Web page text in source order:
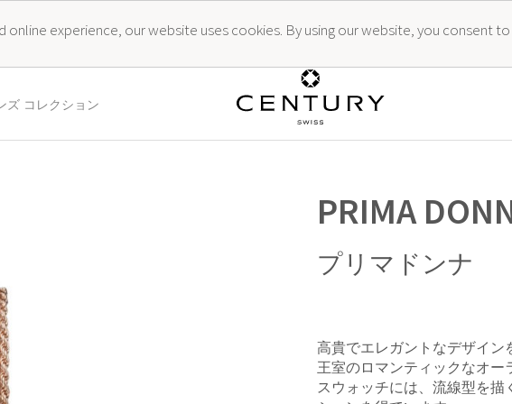
experience, our website uses cookies. By using our website, you consent
ズ コレクション
PRIMA
プリマドンナ
高貴でエレガントなデザイ
王室のロマンティックなオ
スウォッチには、流線型を